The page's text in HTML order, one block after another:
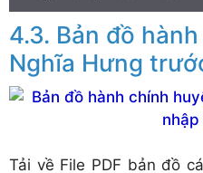
Bản đồ
Nghĩa Hưng
Tải về File PDF bản đồ